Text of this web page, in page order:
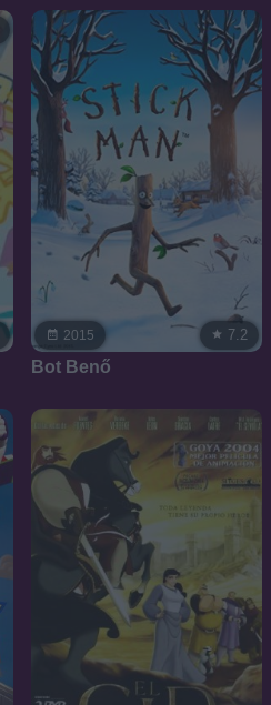
2015 7.2
Bot Benő